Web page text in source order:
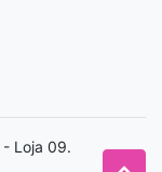
Loja 09.